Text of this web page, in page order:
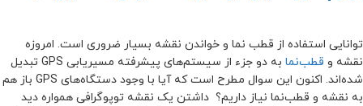
توانایی استفاده از قطب نما و خواندن نقشه بسیار ضروری است. امروزه
نقشه و قطب‌نما
به دو جزء از سیستم‌های پیشرفته مسیریابی GPS تبدیل
شده‌اند. اکنون این سوال مطرح است که آیا با وجود دستگاه‌های GPS باز هم
به نقشه و قطب‌نما نیاز داریم؟ داشتن یک نقشه توپوگرافی همواره دید